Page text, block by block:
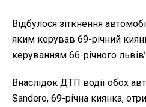
Відбулося зіткнення
яким керував 69-річний
керуванням 66-річного
Внаслідок ДТП водії обох
Sandero, 69-річна киянка,